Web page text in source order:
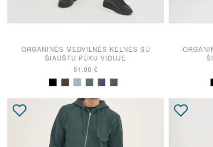
ORGANINĖS MEDVILNĖS KELNĖS SU
ŠIAUŠTU PŪKU VIDUJE
51.90 €